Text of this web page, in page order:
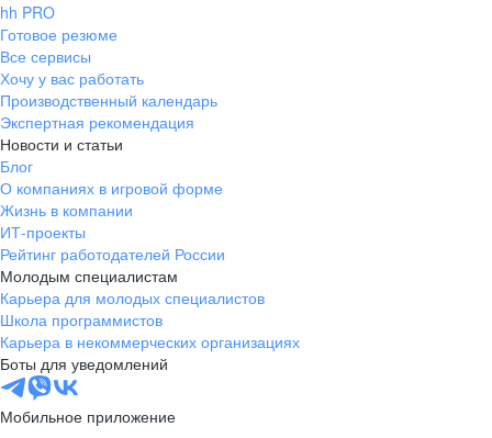
hh PRO
Готовое резюме
Все сервисы
Хочу у вас работать
Производственный календарь
Экспертная рекомендация
Новости и статьи
Блог
О компаниях в игровой форме
Жизнь в компании
ИТ-проекты
Рейтинг работодателей России
Молодым специалистам
Карьера для молодых специалистов
Школа программистов
Карьера в некоммерческих организациях
Боты для уведомлений
Мобильное приложение